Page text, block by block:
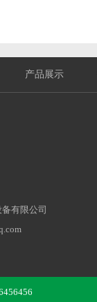
产品展示
有限公司
镇八字桥路